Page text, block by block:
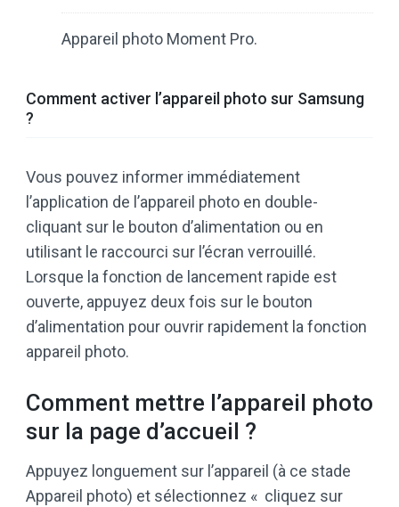
Appareil photo Moment Pro.
Comment activer l’appareil photo sur Samsung
?
Vous pouvez informer immédiatement
l’application de l’appareil photo en double-
cliquant sur le bouton d’alimentation ou en
utilisant le raccourci sur l’écran verrouillé.
Lorsque la fonction de lancement rapide est
ouverte, appuyez deux fois sur le bouton
d’alimentation pour ouvrir rapidement la fonction
appareil photo.
Comment mettre l’appareil photo
sur la page d’accueil ?
Appuyez longuement sur l’appareil (à ce stade
Appareil photo) et sélectionnez « cliquez sur